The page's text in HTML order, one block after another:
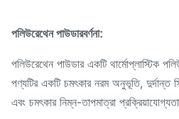
পলিউরেথেন পাউডারবর্ণনা:
পলিউরেথেন পাউডার একটি থার্মোপ্লাস্টিক
পণ্যটির একটি চমৎকার নরম অনুভূতি, দুর্দান্ত
এবং চমৎকার নিম্ন-তাপমাত্রা